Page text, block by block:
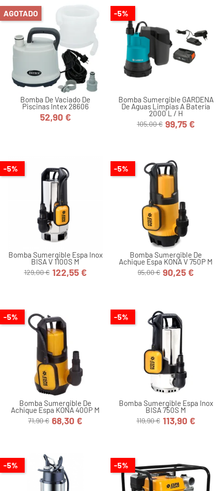
Bomba De Vaciado De
Piscinas Intex 28606
Precio
52,90 €
AGOTADO
Bomba Sumergible GARDENA
De Aguas Limpias A Batería
2000 L / H
Precio
105,00 € Precio
99,75 €
-5%
Bomba Sumergible Espa Inox
BISA V 1100S M
Precio
129,00 € Precio
122,55 €
-5%
Bomba Sumergible De
Achique Espa KONA V 750P M
Precio
95,00 € Precio
90,25 €
-5%
Bomba Sumergible De
Achique Espa KONA 400P M
Precio
71,90 € Precio
68,30 €
-5%
Bomba Sumergible Espa Inox
BISA 750S M
Precio
119,90 € Precio
113,90 €
-5%
-5% -5%